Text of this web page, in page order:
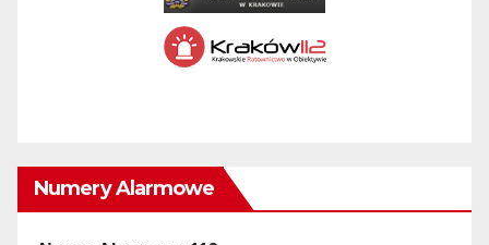
Numery Alarmowe